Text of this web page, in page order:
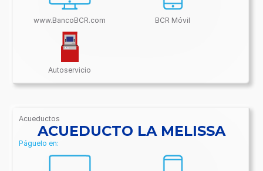
www.BancoBCR.com BCR Móvil
Autoservicio
Acueductos
/BancoBCR-
Contenido/Conectividades/Acueductos
ACUEDUCTO LA MELISSA
Páguelo en: